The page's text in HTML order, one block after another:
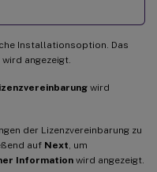
Installationsoption. Das
wird angezeigt.
wird
der Lizenzvereinbarung zu
auf Next , um
Information wird angezeigt.